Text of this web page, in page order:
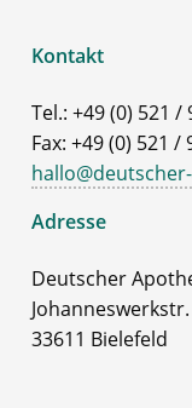
Kontakt
Tel.: +49 (0) 521 /
Fax: +49 (0) 521 /
Adresse
Deutscher
33611 Bielefeld